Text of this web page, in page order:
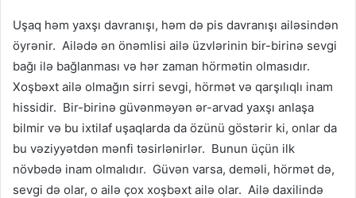
Uşaq həm yaxşı davranışı, həm də pis davranışı ailəsindən
öyrənir. Ailədə ən önəmlisi ailə üzvlərinin bir-birinə sevgi
bağı ilə bağlanması və hər zaman hörmətin olmasıdır.
Xoşbəxt ailə olmağın sirri sevgi, hörmət və qarşılıqlı inam
hissidir. Bir-birinə güvənməyən ər-arvad yaxşı anlaşa
bilmir və bu ixtilaf uşaqlarda da özünü göstərir ki, onlar da
bu vəziyyətdən mənfi təsirlənirlər. Bunun üçün ilk
növbədə inam olmalıdır. Güvən varsa, deməli, hörmət də,
sevgi də olar, o ailə çox xoşbəxt ailə olar. Ailə daxilində